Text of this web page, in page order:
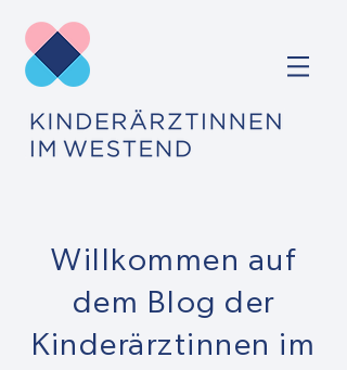
Willkommen auf
dem Blog der
Kinderärztinnen im